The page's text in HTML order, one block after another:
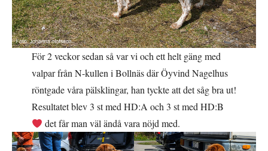
För 2 veckor sedan så var vi och ett helt gäng med
valpar från N-kullen i Bollnäs där Öyvind Nagelhus
röntgade våra pälsklingar, han tyckte att det såg bra ut!
Resultatet blev 3 st med HD:A och 3 st med HD:B
det får man väl ändå vara nöjd med.